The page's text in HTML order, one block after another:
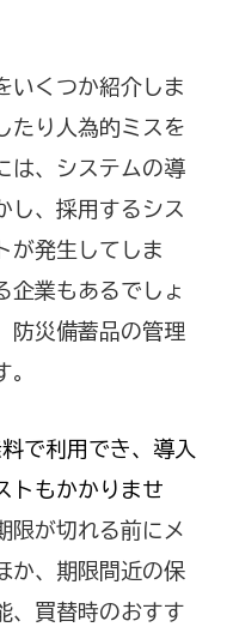
いくつか紹介しま
たり人為的ミスを
は、システムの導
し、採用するシス
が発生してしま
企業もあるでしょ
防災備蓄品の管理
。
で利用でき、導入
トもかかりませ
限が切れる前にメ
か、期限間近の保
、買替時のおすす